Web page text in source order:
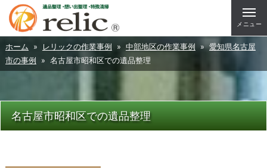
メニュー
ホーム » レリックの作業事例 » 中部地区の作業事例 »愛知県名古屋
市の事例
» 名古屋市昭和区での遺品整理
名古屋市昭和区での遺品整理